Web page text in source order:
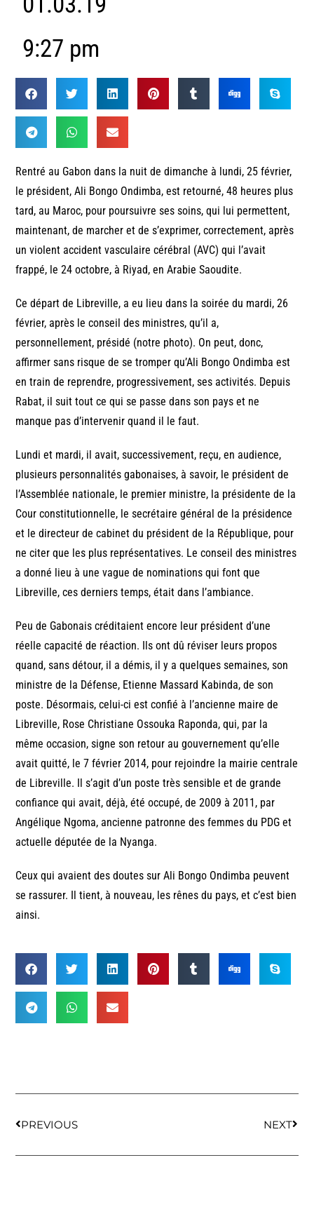
9:27 pm
Rentré au Gabon dans la nuit de dimanche à lundi, 25 février,
le président, Ali Bongo Ondimba, est retourné, 48 heures plus
tard, au Maroc, pour poursuivre ses soins, qui lui permettent,
maintenant, de marcher et de s’exprimer, correctement, après
un violent accident vasculaire cérébral (AVC) qui l’avait
frappé, le 24 octobre, à Riyad, en Arabie Saoudite.
Ce départ de Libreville, a eu lieu dans la soirée du mardi, 26
février, après le conseil des ministres, qu’il a,
personnellement, présidé (notre photo). On peut, donc,
affirmer sans risque de se tromper qu’Ali Bongo Ondimba est
en train de reprendre, progressivement, ses activités. Depuis
Rabat, il suit tout ce qui se passe dans son pays et ne
manque pas d’intervenir quand il le faut.
Lundi et mardi, il avait, successivement, reçu, en audience,
plusieurs personnalités gabonaises, à savoir, le président de
l’Assemblée nationale, le premier ministre, la présidente de la
Cour constitutionnelle, le secrétaire général de la présidence
et le directeur de cabinet du président de la République, pour
ne citer que les plus représentatives. Le conseil des ministres
a donné lieu à une vague de nominations qui font que
Libreville, ces derniers temps, était dans l’ambiance.
Peu de Gabonais créditaient encore leur président d’une
réelle capacité de réaction. Ils ont dû réviser leurs propos
quand, sans détour, il a démis, il y a quelques semaines, son
ministre de la Défense, Etienne Massard Kabinda, de son
poste. Désormais, celui-ci est confié à l’ancienne maire de
Libreville, Rose Christiane Ossouka Raponda, qui, par la
même occasion, signe son retour au gouvernement qu’elle
avait quitté, le 7 février 2014, pour rejoindre la mairie centrale
de Libreville. Il s’agit d’un poste très sensible et de grande
confiance qui avait, déjà, été occupé, de 2009 à 2011, par
Angélique Ngoma, ancienne patronne des femmes du PDG et
actuelle députée de la Nyanga.
Ceux qui avaient des doutes sur Ali Bongo Ondimba peuvent
se rassurer. Il tient, à nouveau, les rênes du pays, et c’est bien
ainsi.
PREVIOUS NEXT